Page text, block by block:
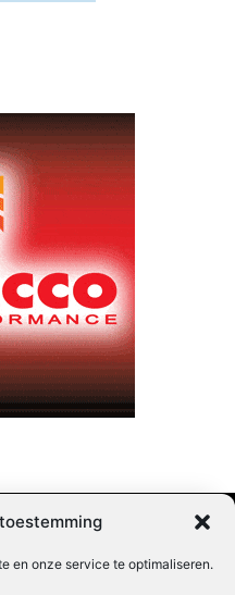
en onze service te optimaliseren.